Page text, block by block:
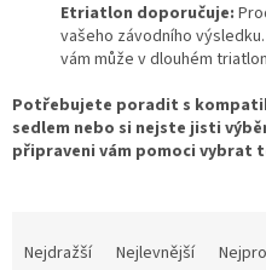
Etriatlon doporučuje:
vašeho závodního
vám může v dlouhém
Potřebujete poradit s
sedlem nebo si nejste jisti
připraveni vám pomoci vybrat
Nejdražší Nejlevnější